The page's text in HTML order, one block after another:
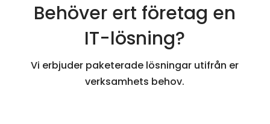
Behöver ert företag en
IT-lösning?
Vi erbjuder paketerade lösningar utifrån er
verksamhets behov.